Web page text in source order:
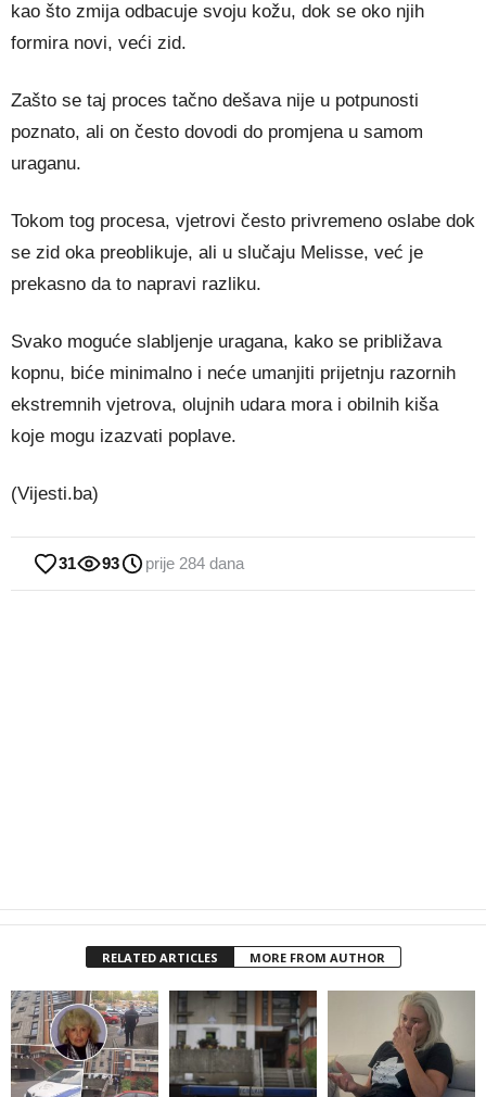
kao što zmija odbacuje svoju kožu, dok se oko njih
formira novi, veći zid.
Zašto se taj proces tačno dešava nije u potpunosti
poznato, ali on često dovodi do promjena u samom
uraganu.
Tokom tog procesa, vjetrovi često privremeno oslabe dok
se zid oka preoblikuje, ali u slučaju Melisse, već je
prekasno da to napravi razliku.
Svako moguće slabljenje uragana, kako se približava
kopnu, biće minimalno i neće umanjiti prijetnju razornih
ekstremnih vjetrova, olujnih udara mora i obilnih kiša
koje mogu izazvati poplave.
(Vijesti.ba)
31 93 prije 284 dana
RELATED ARTICLES MORE FROM AUTHOR